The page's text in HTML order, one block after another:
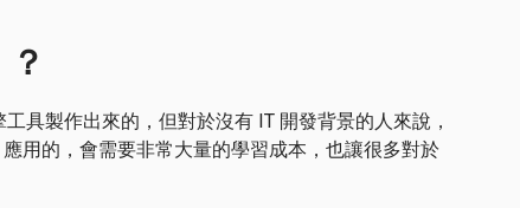
具製作出來的，但對於沒有 IT 開發背景的人來說，
用的，會需要非常大量的學習成本，也讓很多對於